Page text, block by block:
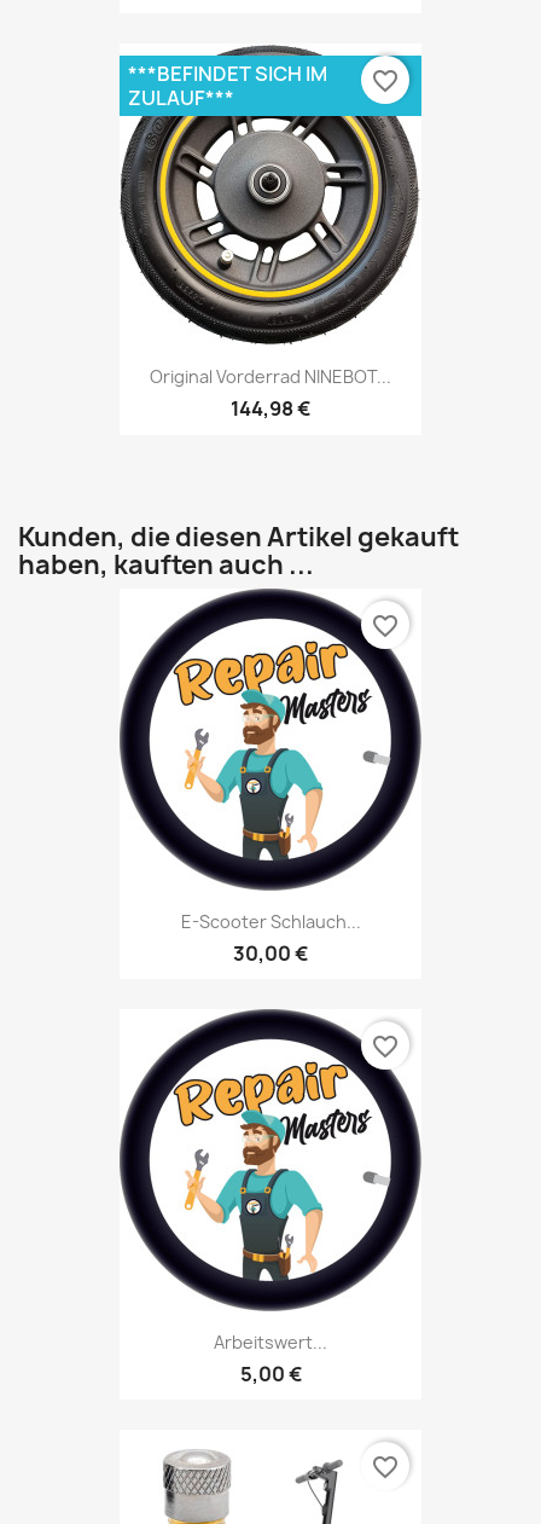
Original Vorderrad NINEBOT...
144,98 €
***BEFINDET SICH IM
ZULAUF***
favorite_border
Kunden, die diesen Artikel gekauft
haben, kauften auch ...
E-Scooter Schlauch...
30,00 €
favorite_border
Arbeitswert...
5,00 €
favorite_border
favorite_border